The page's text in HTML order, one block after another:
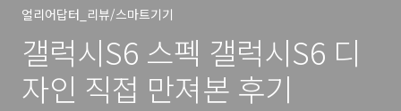
얼리어답터_리뷰/스마트기기
갤럭시S6 스펙 갤럭시S6 디
자인 직접 만져본 후기